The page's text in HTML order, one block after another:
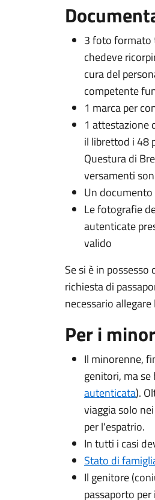
3 foto formato
chedeve
cura del
competente
1 marca per
1 attestazione
il librettod i 48
Questura di
versamenti
Un
Le fotografie
autenticate
valido
Se si è in
richiesta di
necessario
Per i
Il minorenne,
genitori, ma
autenticata).
viaggia solo
per l'espatrio.
In tutti i casi
Stato di
Il genitore
passaporto